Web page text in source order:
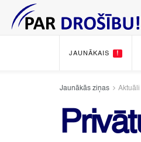
JAUNĀKAIS !
Jaunākās ziņas Aktuāli